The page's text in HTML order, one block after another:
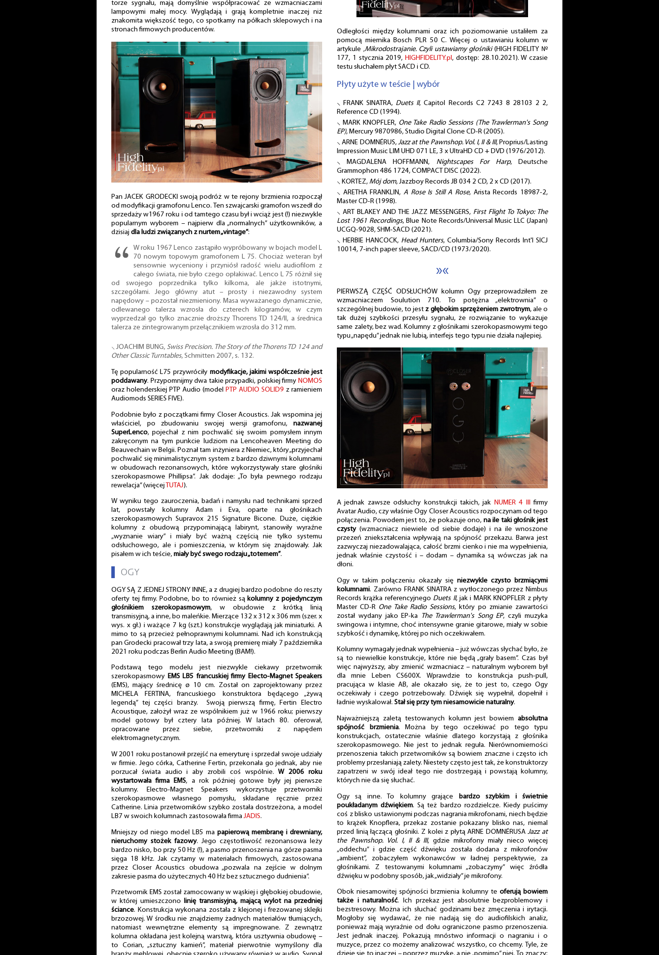
torze sygnału, mają domyślnie współpracować ze wzmacniaczami
lampowymi małej mocy. Wyglądają i grają kompletnie inaczej niż
znakomita większość tego, co spotkamy na półkach sklepowych i na
stronach firmowych producentów.
Pan JACEK GRODECKI swoją podróż w te rejony brzmienia rozpoczął
od modyfikacji gramofonu Lenco. Ten szwajcarski gramofon wszedł do
sprzedaży w1967 roku i od tamtego czasu był i wciąż jest (!) niezwykle
popularnym wyborem – najpierw dla „normalnych” użytkowników, a
dzisiaj dla ludzi związanych z nurtem „vintage”:
W roku 1967 Lenco zastąpiło wypróbowany w bojach model L
70 nowym topowym gramofonem L 75. Chociaż weteran był
sensownie wyceniony i przyniósł radość wielu audiofilom z
całego świata, nie było czego opłakiwać. Lenco L 75 różnił się
od swojego poprzednika tylko kilkoma, ale jakże istotnymi,
szczegółami. Jego główny atut – prosty i niezawodny system
napędowy – pozostał niezmieniony. Masa wyważanego dynamicznie,
odlewanego talerza wzrosła do czterech kilogramów, w czym
wyprzedzał go tylko znacznie droższy Thorens TD 124/II, a średnica
talerza ze zintegrowanym przełącznikiem wzrosła do 312 mm.
⸜ JOACHIM BUNG, Swiss Precision. The Story of the Thorens TD 124 and
Other Classic Turntables, Schmitten 2007, s. 132.
Tę popularność L75 przywróciły modyfikacje, jakimi współcześnie jest
poddawany. Przypomnijmy dwa takie przypadki, polskiej firmy NOMOS
oraz holenderskiej PTP Audio (model PTP AUDIO SOLID9 z ramieniem
Audiomods SERIES FIVE).
Podobnie było z początkami firmy Closer Acoustics. Jak wspomina jej
właściciel, po zbudowaniu swojej wersji gramofonu, nazwanej
SuperLenco, pojechał z nim pochwalić się swoim pomysłem innym
zakręconym na tym punkcie ludziom na Lencoheaven Meeting do
Beauvechain w Belgii. Poznał tam inżyniera z Niemiec, który „przyjechał
pochwalić się minimalistycznym system z bardzo dziwnymi kolumnami
w obudowach rezonansowych, które wykorzystywały stare głośniki
szerokopasmowe Phillipsa”. Jak dodaje: „To była pewnego rodzaju
rewelacja” (więcej TUTAJ).
W wyniku tego zauroczenia, badań i namysłu nad technikami sprzed
lat, powstały kolumny Adam i Eva, oparte na głośnikach
szerokopasmowych Supravox 215 Signature Bicone. Duże, ciężkie
kolumny z obudową przypominającą labirynt, stanowiły wyraźne
„wyznanie wiary” i miały być ważną częścią nie tylko systemu
odsłuchowego, ale i pomieszczenia, w którym się znajdowały. Jak
pisałem w ich teście, miały być swego rodzaju „totemem”.
OGY
OGY SĄ Z JEDNEJ STRONY INNE, a z drugiej bardzo podobne do reszty
oferty tej firmy. Podobne, bo to również są kolumny z pojedynczym
głośnikiem szerokopasmowym, w obudowie z krótką linią
transmisyjną, a inne, bo maleńkie. Mierzące 132 x 312 x 306 mm (szer. x
wys. x gł.) i ważące 7 kg (szt.) konstrukcje wyglądają jak miniaturki. A
mimo to są przecież pełnoprawnymi kolumnami. Nad ich konstrukcją
pan Grodecki pracował trzy lata, a swoją premierę miały 7 października
2021 roku podczas Berlin Audio Meeting (BAM!).
Podstawą tego modelu jest niezwykle ciekawy przetwornik
szerokopasmowy EMS LB5 francuskiej firmy Electo-Magnet Speakers
(EMS), mający średnicę ø 10 cm. Został on zaprojektowany przez
MICHELA FERTINA, francuskiego konstruktora będącego „żywą
legendą” tej części branży. Swoją pierwszą firmę, Fertin Electro
Acoustique, założył wraz ze wspólnikiem już w 1966 roku; pierwszy
model gotowy był cztery lata później. W latach 80. oferował,
opracowane przez siebie, przetworniki z napędem
elektromagnetycznym.
W 2001 roku postanowił przejść na emeryturę i sprzedał swoje udziały
w firmie. Jego córka, Catherine Fertin, przekonała go jednak, aby nie
porzucał świata audio i aby zrobili coś wspólnie.W 2006 roku
wystartowała firma EMS, a rok później gotowe były jej pierwsze
kolumny. Electro-Magnet Speakers wykorzystuje przetworniki
szerokopasmowe własnego pomysłu, składane ręcznie przez
Catherine. Linia przetworników szybko została dostrzeżona, a model
LB7 w swoich kolumnach zastosowała firmaJADIS.
Mniejszy od niego model LB5 ma papierową membranę i drewniany,
nieruchomy stożek fazowy. Jego częstotliwość rezonansowa leży
bardzo nisko, bo przy 50 Hz (!), a pasmo przenoszenia na górze pasma
sięga 18 kHz. Jak czytamy w materiałach firmowych, zastosowana
przez Closer Acoustics obudowa „pozwala na zejście w dolnym
zakresie pasma do użytecznych 40 Hz bez sztucznego dudnienia”.
Przetwornik EMS został zamocowany w wąskiej i głębokiej obudowie,
w której umieszczono linię transmisyjną, mającą wylot na przedniej
ściance. Konstrukcja wykonana została z klejonej i frezowanej sklejki
brzozowej. W środku nie znajdziemy żadnych materiałów tłumiących,
natomiast wewnętrzne elementy są impregnowane. Z zewnątrz
kolumna okładana jest kolejną warstwą, która usztywnia obudowę –
to Corian, „sztuczny kamień”, materiał pierwotnie wymyślony dla
Odległości między kolumnami oraz ich poziomowanie ustaliłem za
pomocą miernika Bosch PLR 50 C. Więcej o ustawianiu kolumn w
artykule ,Mikrodostrajanie. Czyli ustawiamy głośniki(HIGH FIDELITY №
177, 1 stycznia 2019, HIGHFIDELITY.pl , dostęp: 28.10.2021). W czasie
testu słuchałem płyt SACD i CD.
Płyty użyte w teście | wybór
⸜ FRANK SINATRA, Duets II, Capitol Records ‎C2 7243 8 28103 2 2,
Reference CD (1994).
⸜ MARK KNOPFLER, One Take Radio Sessions (The Trawlerman's Song
EP), Mercury 9870986, Studio Digital Clone CD-R (2005).
⸜ ARNE DOMNÉRUS, Jazz at the Pawnshop. Vol. I, II & III, Proprius/Lasting
Impression Music LIM UHD 071 LE, 3 x UltraHD CD + DVD (1976/2012).
⸜ MAGDALENA HOFFMANN, Nightscapes For Harp, Deutsche
Grammophon 486 1724, COMPACT DISC (2022).
⸜ KORTEZ, Mój dom, Jazzboy Records JB 034 2 CD, 2 x CD (2017).
⸜ ARETHA FRANKLIN, A Rose Is Still A Rose, Arista Records 18987-2,
Master CD-R (1998).
⸜ ART BLAKEY AND THE JAZZ MESSENGERS, First Flight To Tokyo: The
Lost 1961 Recordings, Blue Note Records/Universal Music LLC (Japan)
UCGQ-9028, SHM-SACD (2021).
⸜ HERBIE HANCOCK, Head Hunters, Columbia/Sony Records Int'l SICJ
10014, 7-inch paper sleeve, SACD/CD (1973/2020).
»«
PIERWSZĄ CZĘŚĆ ODSŁUCHÓW kolumn Ogy przeprowadziłem ze
wzmacniaczem Soulution 710. To potężna „elektrownia” o
szczególnej budowie, to jest z głębokim sprzężeniem zwrotnym, ale o
tak dużej szybkości przesyłu sygnału, że rozwiązanie to wykazuje
same zalety, bez wad. Kolumny z głośnikami szerokopasmowymi tego
typu „napędu” jednak nie lubią, interfejs tego typu nie działa najlepiej.
A jednak zawsze odsłuchy konstrukcji takich, jak NUMER 4 III
firmy
Avatar Audio, czy właśnie Ogy Closer Acoustics rozpoczynam od tego
połączenia. Powodem jest to, że pokazuje ono, na ile taki głośnik jest
czysty(wzmacniacz niewiele od siebie dodaje) i na ile wnoszone
przezeń zniekształcenia wpływają na spójność przekazu. Barwa jest
zazwyczaj niezadowalająca, całość brzmi cienko i nie ma wypełnienia,
jednak właśnie czystość i – dodam – dynamika są wówczas jak na
dłoni.
Ogy w takim połączeniu okazały się niezwykle czysto brzmiącymi
kolumnami. Zarówno FRANK SINATRA z wytłoczonego przez Nimbus
Records krążka referencyjnego Duets II, jak i MARK KNOPFLER z płyty
Master CD-R One Take Radio Sessions, który po zmianie zawartości
został wydany jako EP-ka The Trawlerman's Song EP, czyli muzyka
swingowa i intymne, choć intensywne granie gitarowe, miały w sobie
szybkość i dynamikę, której po nich oczekiwałem.
Kolumny wymagały jednak wypełnienia – już wówczas słychać było, że
są to niewielkie konstrukcje, które nie będą „grały basem”. Czas był
więc najwyższy, aby zmienić wzmacniacz – naturalnym wyborem był
dla mnie Leben CS600X. Wprawdzie to konstrukcja push-pull,
pracująca w klasie AB, ale okazało się, że to jest to, czego Ogy
oczekiwały i czego potrzebowały. Dźwięk się wypełnił, dopełnił i
ładnie wyskalował. Stał się przy tym niesamowicie naturalny.
Najważniejszą zaletą testowanych kolumn jest bowiem absolutna
spójność brzmienia. Można by tego oczekiwać po tego typu
konstrukcjach, ostatecznie właśnie dlatego korzystają z głośnika
szerokopasmowego. Nie jest to jednak reguła. Nierównomierności
przenoszenia takich przetworników są bowiem znaczne i często ich
problemy przesłaniają zalety. Niestety często jest tak, że konstruktorzy
zapatrzeni w swój ideał tego nie dostrzegają i powstają kolumny,
których nie da się słuchać.
Ogy są inne. To kolumny grające
bardzo szybkim i świetnie
poukładanym dźwiękiem. Są też bardzo rozdzielcze. Kiedy puścimy
coś z blisko ustawionymi podczas nagrania mikrofonami, niech będzie
to krążek Knopflera, przekaz zostanie pokazany blisko nas, niemal
przed linią łączącą głośniki. Z kolei z płytą ARNE DOMNÉRUSAJazz at
the Pawnshop. Vol. I, II & III, gdzie mikrofony miały nieco więcej
„oddechu” i gdzie część dźwięku została dodana z mikrofonów
„ambient”, zobaczyłem wykonawców w ładnej perspektywie, za
głośnikami. Z testowanymi kolumnami „zobaczymy” więc źródła
dźwięku w podobny sposób, jak „widziały” je mikrofony.
Obok niesamowitej spójności brzmienia kolumny te oferują bowiem
także i naturalność. Ich przekaz jest absolutnie bezproblemowy i
bezstresowy. Można ich słuchać godzinami bez zmęczenia i irytacji.
Mogłoby się wydawać, że nie nadają się do audiofilskich analiz,
ponieważ mają wyraźnie od dołu ograniczone pasmo przenoszenia.
Jest jednak inaczej. Pokazują mnóstwo informacji o nagraniu i o
muzyce, przez co możemy analizować wszystko, co chcemy. Tyle, że